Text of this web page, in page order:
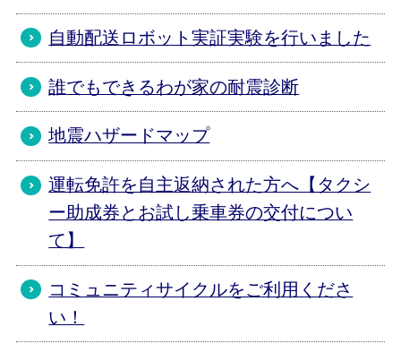
自動配送ロボット実証実験を行いました
誰でもできるわが家の耐震診断
地震ハザードマップ
運転免許を自主返納された方へ【タクシ
ー助成券とお試し乗車券の交付につい
て】
コミュニティサイクルをご利用くださ
い！